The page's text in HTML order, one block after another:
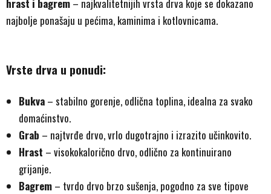
hrast i bagrem – najkvalitetnijih vrsta drva koje se dokazano
najbolje ponašaju u pećima, kaminima i kotlovnicama.
Vrste drva u ponudi:
Bukva – stabilno gorenje, odlična toplina, idealna za svako
domaćinstvo.
Grab – najtvrđe drvo, vrlo dugotrajno i izrazito učinkovito.
Hrast – visokokalorično drvo, odlično za kontinuirano
grijanje.
Bagrem – tvrdo drvo brzo sušenja, pogodno za sve tipove